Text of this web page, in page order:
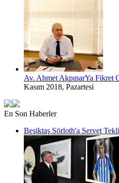
Av. Ahmet AkpınarYa Fikret
Kasım 2018, Pazartesi
En Son Haberler
Beşiktaş Sörloth'a Servet